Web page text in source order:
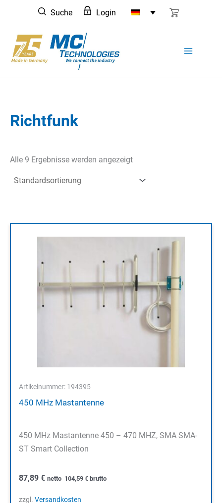
springen
Suche Login
Richtfunk
Alle 9 Ergebnisse werden angezeigt
Artikelnummer: 194395
450 MHz Mastantenne
450 MHz Mastantenne 450 – 470 MHZ, SMA SMA-
ST Smart Collection
87,89 € netto 104,59 € brutto
zzgl. Versandkosten